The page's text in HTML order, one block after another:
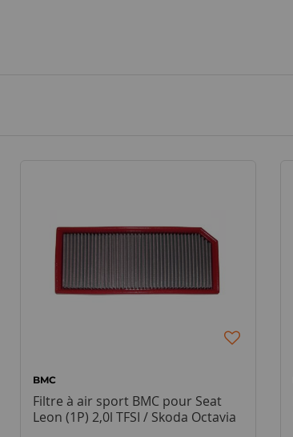
BMC
Filtre à air sport BMC pour Seat
Leon (1P) 2,0l TFSI / Skoda Octavia